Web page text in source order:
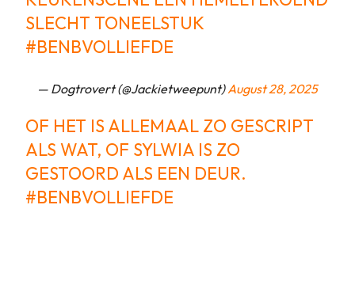
SLECHT TONEELSTUK
#BENBVOLLIEFDE
— Dogtrovert (@Jackietweepunt)August 28, 2025
OF HET IS ALLEMAAL ZO GESCRIPT
ALS WAT, OF SYLWIA IS ZO
GESTOORD ALS EEN DEUR.
#BENBVOLLIEFDE